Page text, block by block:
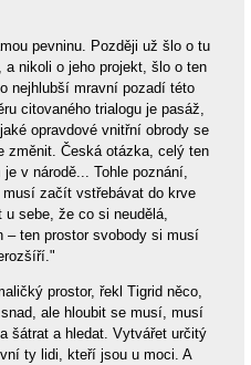
pevninu. Později už šlo o tu
nikoli o jeho projekt, šlo o ten
nejhlubší mravní pozadí této
citovaného trialogu je pasáž,
opravdové vnitřní obrody se
změnit. Česká otázka, celý ten
v národě... Tohle poznání,
začít vstřebávat do krve
sebe, že co si neudělá,
– ten prostor svobody si musí
prostor, řekl Tigrid něco,
ale hloubit se musí, musí
šátrat a hledat. Vytvářet určitý
ty lidi, kteří jsou u moci. A